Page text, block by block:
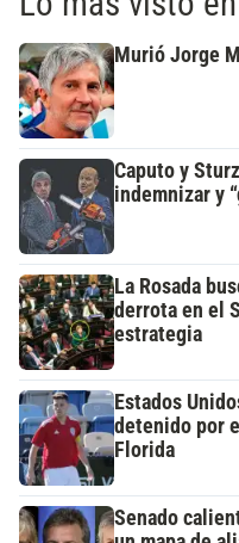
Murió Jorge
Caputo y
indemnizar y
La Rosada
derrota en el
estrategia
Estados
detenido por
Florida
Senado